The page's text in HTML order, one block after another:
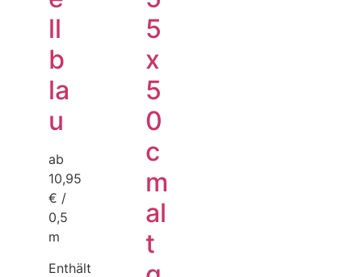
ll
b
la
u
ab
10,95
€ /
0,5
m
Enthält
5
x
5
0
c
m
al
t